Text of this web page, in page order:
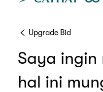
Upgrade Bid
Saya ingin
hal ini